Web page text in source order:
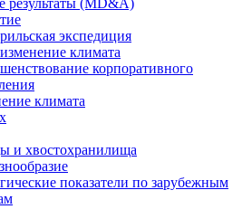
экспедиция
климата
корпоративного
климата
и хвостохранилища
показатели по зарубежным